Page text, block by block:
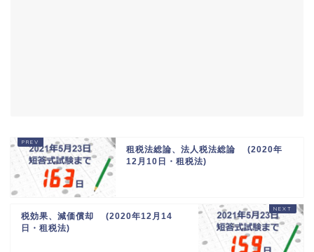
租税法総論、法人税法総論 (2020年
12月10日・租税法)
税効果、減価償却 (2020年12月14
日・租税法)